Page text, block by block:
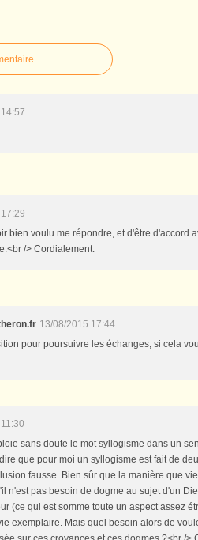
bien voulu me répondre, et d'être d'accord
/> Cordialement.
13/08/2015 17:44
pour poursuivre les échanges, si cela
sans doute le mot syllogisme dans un
que pour moi un syllogisme est fait de
fausse. Bien sûr que la manière que
n'est pas besoin de dogme au sujet d'un
(ce qui est somme toute un aspect assez
exemplaire. Mais quel besoin alors de